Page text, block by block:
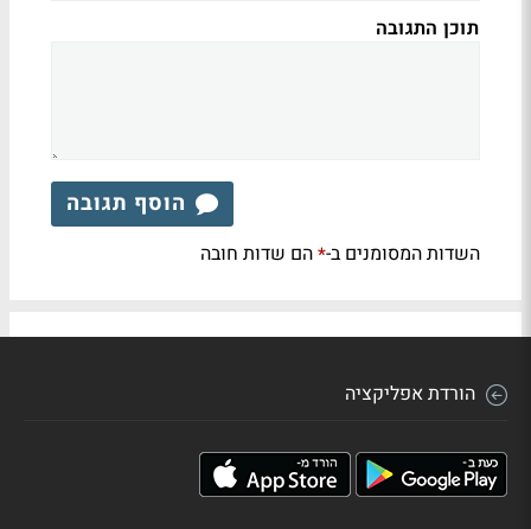
תוכן התגובה
הוסף תגובה
השדות המסומנים ב-*הם שדות חובה
הורדת אפליקציה